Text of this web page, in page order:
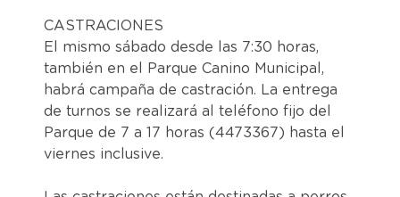
CASTRACIONES
El mismo sábado desde las 7:30 horas,
también en el Parque Canino Municipal,
habrá campaña de castración. La entrega
de turnos se realizará al teléfono fijo del
Parque de 7 a 17 horas (4473367) hasta el
viernes inclusive.